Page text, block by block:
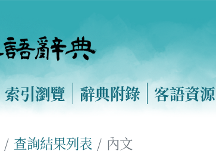
索引瀏覽 辭典附錄 客語資源
查詢結果列表 內文